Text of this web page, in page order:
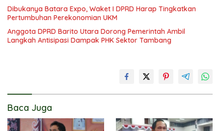
Dibukanya Batara Expo, Waket I DPRD Harap Tingkatkan
Pertumbuhan Perekonomian UKM
Anggota DPRD Barito Utara Dorong Pemerintah Ambil
Langkah Antisipasi Dampak PHK Sektor Tambang
Baca Juga